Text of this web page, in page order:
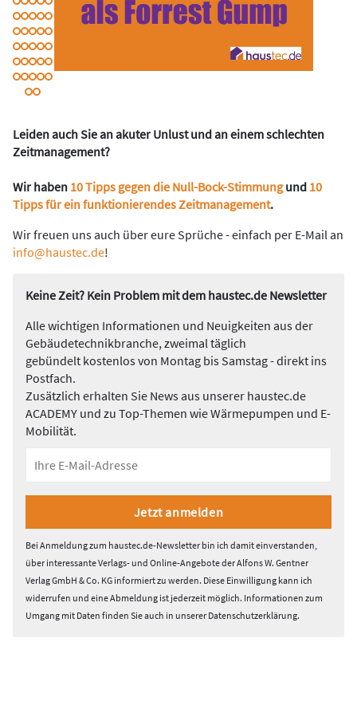
Leiden auch Sie an akuter Unlust und an einem schlechten
Zeitmanagement?
Wir haben 10 Tipps gegen die Null-Bock-Stimmungund 10
Tipps für ein funktionierendes Zeitmanagement.
Wir freuen uns auch über eure Sprüche - einfach per E-Mail an
info@haustec.de!
Keine Zeit? Kein Problem mit dem haustec.de Newsletter
Alle wichtigen Informationen und Neuigkeiten aus der
Gebäudetechnikbranche, zweimal täglich
gebündelt kostenlos von Montag bis Samstag - direkt ins
Postfach.
Zusätzlich erhalten Sie News aus unserer haustec.de
ACADEMY und zu Top-Themen wie Wärmepumpen und E-
Mobilität.
Bei Anmeldung zum haustec.de-Newsletter bin ich damit einverstanden,
über interessante Verlags- und Online-Angebote der Alfons W. Gentner
Verlag GmbH & Co. KG informiert zu werden. Diese Einwilligung kann ich
widerrufen und eine Abmeldung ist jederzeit möglich. Informationen zum
Umgang mit Daten finden Sie auch in unserer Datenschutzerklärung.